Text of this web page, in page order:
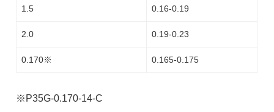
1.5 0.16-0.19
2.0 0.19-0.23
0.170※ 0.165-0.175
※P35G-0.170-14-C